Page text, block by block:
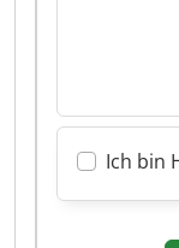
Ich bin